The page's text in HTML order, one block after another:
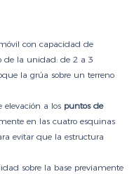
con capacidad de
de la unidad: de 2 a 3
la grúa sobre un terreno
elevación a los puntos de
en las cuatro esquinas
evitar que la estructura
sobre la base previamente